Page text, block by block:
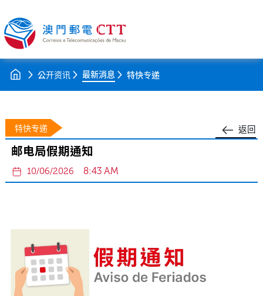
公开资讯 最新消息 特快专递
返回
特快专递
邮电局假期通知
10/06/2026 8:43 AM